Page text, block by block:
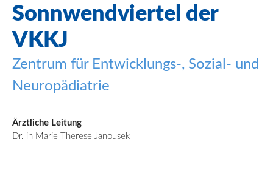
Sonnwendviertel der
VKKJ
Zentrum für Entwicklungs-, Sozial- und
Neuropädiatrie
Ärztliche Leitung
Dr. in Marie Therese Janousek